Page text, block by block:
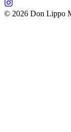
© 2026 Don Lippo